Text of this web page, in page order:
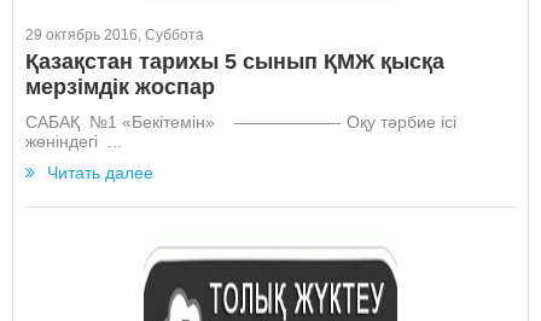
29 октябрь 2016, Суббота
Қазақстан тарихы 5 сынып ҚМЖ қысқа
мерзімдік жоспар
САБАҚ №1 «Бекітемін» ——————- Оқу тәрбие ісі
жөніндегі ...
Читать далее